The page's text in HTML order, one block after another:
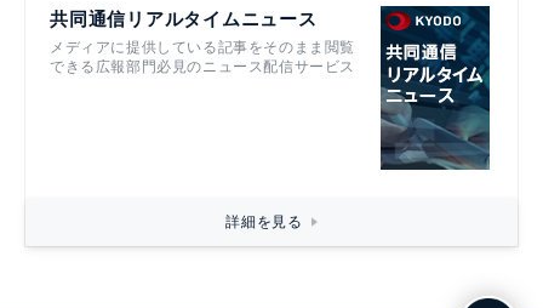
共同通信リアルタイムニュース
メディアに提供している記事をそのまま閲覧
できる広報部門必見のニュース配信サービス
詳細を見る